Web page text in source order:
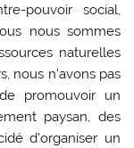
pouvoir social,
nous sommes
naturelles
nous n’avons pas
promouvoir un
paysan, des
d’organiser un